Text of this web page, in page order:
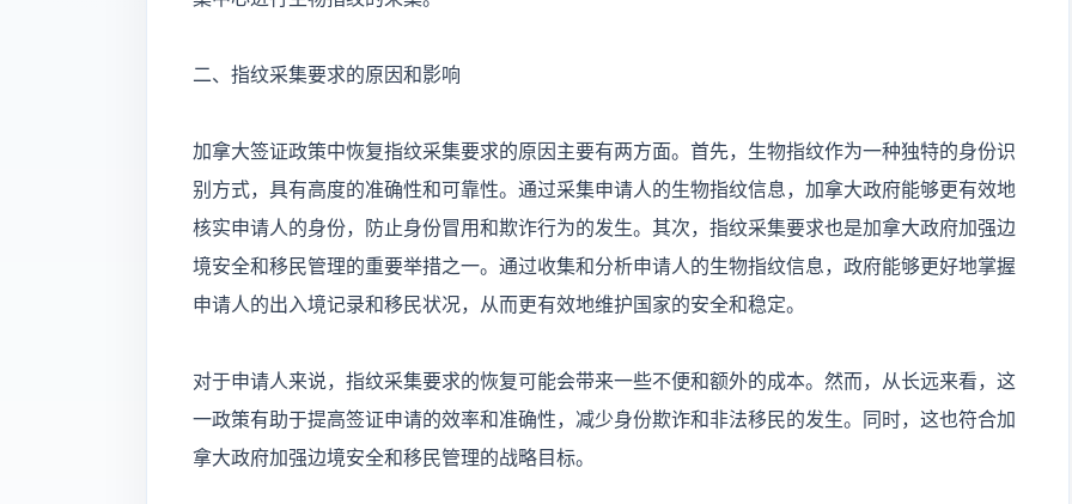
二、指纹采集要求的原因和影响
加拿大签证政策中恢复指纹采集要求的原因主要有两方面。首先，生物指纹作为一种独特的身份识
别方式，具有高度的准确性和可靠性。通过采集申请人的生物指纹信息，加拿大政府能够更有效地
核实申请人的身份，防止身份冒用和欺诈行为的发生。其次，指纹采集要求也是加拿大政府加强边
境安全和移民管理的重要举措之一。通过收集和分析申请人的生物指纹信息，政府能够更好地掌握
申请人的出入境记录和移民状况，从而更有效地维护国家的安全和稳定。
对于申请人来说，指纹采集要求的恢复可能会带来一些不便和额外的成本。然而，从长远来看，这
一政策有助于提高签证申请的效率和准确性，减少身份欺诈和非法移民的发生。同时，这也符合加
拿大政府加强边境安全和移民管理的战略目标。